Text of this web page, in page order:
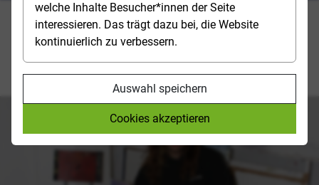
welche Inhalte Besucher*innen der Seite
interessieren. Das trägt dazu bei, die Website
kontinuierlich zu verbessern.
Auswahl speichern
Cookies akzeptieren
Onno Seeger (27) studiert „Malerei/Grafik“ an der
Hochschule für Grafik und Buchkunst / Academy of
Fine Arts Leipzig (HFG), einer der ältesten und
renommiertesten Kunsthochschulen Europas.